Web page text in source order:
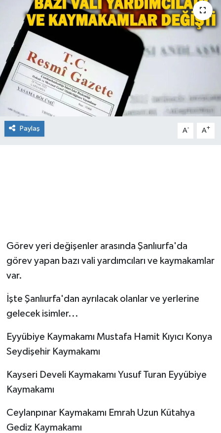
Paylaş A- A+
Görev yeri değişenler arasında Şanlıurfa'da
görev yapan bazı vali yardımcıları ve kaymakamlar
var.
İşte Şanlıurfa'dan ayrılacak olanlar ve yerlerine
gelecek isimler...
Eyyübiye Kaymakamı Mustafa Hamit Kıyıcı Konya
Seydişehir Kaymakamı
Kayseri Develi Kaymakamı Yusuf Turan Eyyübiye
Kaymakamı
Ceylanpınar Kaymakamı Emrah Uzun Kütahya
Gediz Kaymakamı